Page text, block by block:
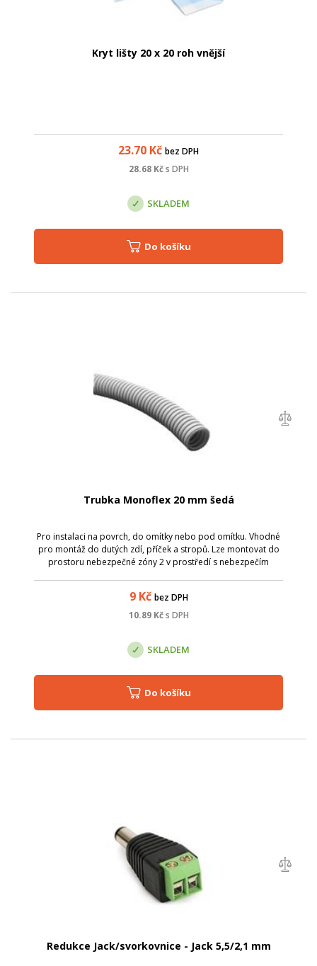
Kryt lišty 20 x 20 roh vnější
23.70 Kč bez DPH
28.68Kč s DPH
SKLADEM
Do košíku
Trubka Monoflex 20 mm šedá
Pro instalaci na povrch, do omítky nebo pod omítku. Vhodné
pro montáž do dutých zdí, příček a stropů. Lze montovat do
prostoru nebezpečné zóny 2 v prostředí s nebezpečím
9Kč bez DPH
10.89Kč s DPH
SKLADEM
Do košíku
Redukce Jack/svorkovnice - Jack 5,5/2,1 mm